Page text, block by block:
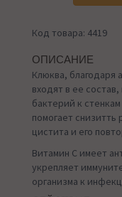
Код товара: 4419
ОПИСАНИЕ
Клюква, благодаря
входят в ее
бактерий к
помогает снизитть
цистита и его
Витамин С имеет
укрепляет
организма к